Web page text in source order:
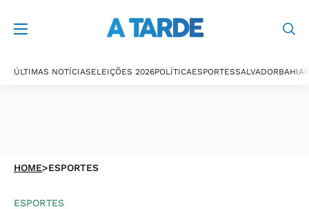
ÚLTIMAS NOTÍCIASELEIÇÕES 2026POLÍTICAESPORTESSALVADORBAHIA
HOME>ESPORTES
ESPORTES